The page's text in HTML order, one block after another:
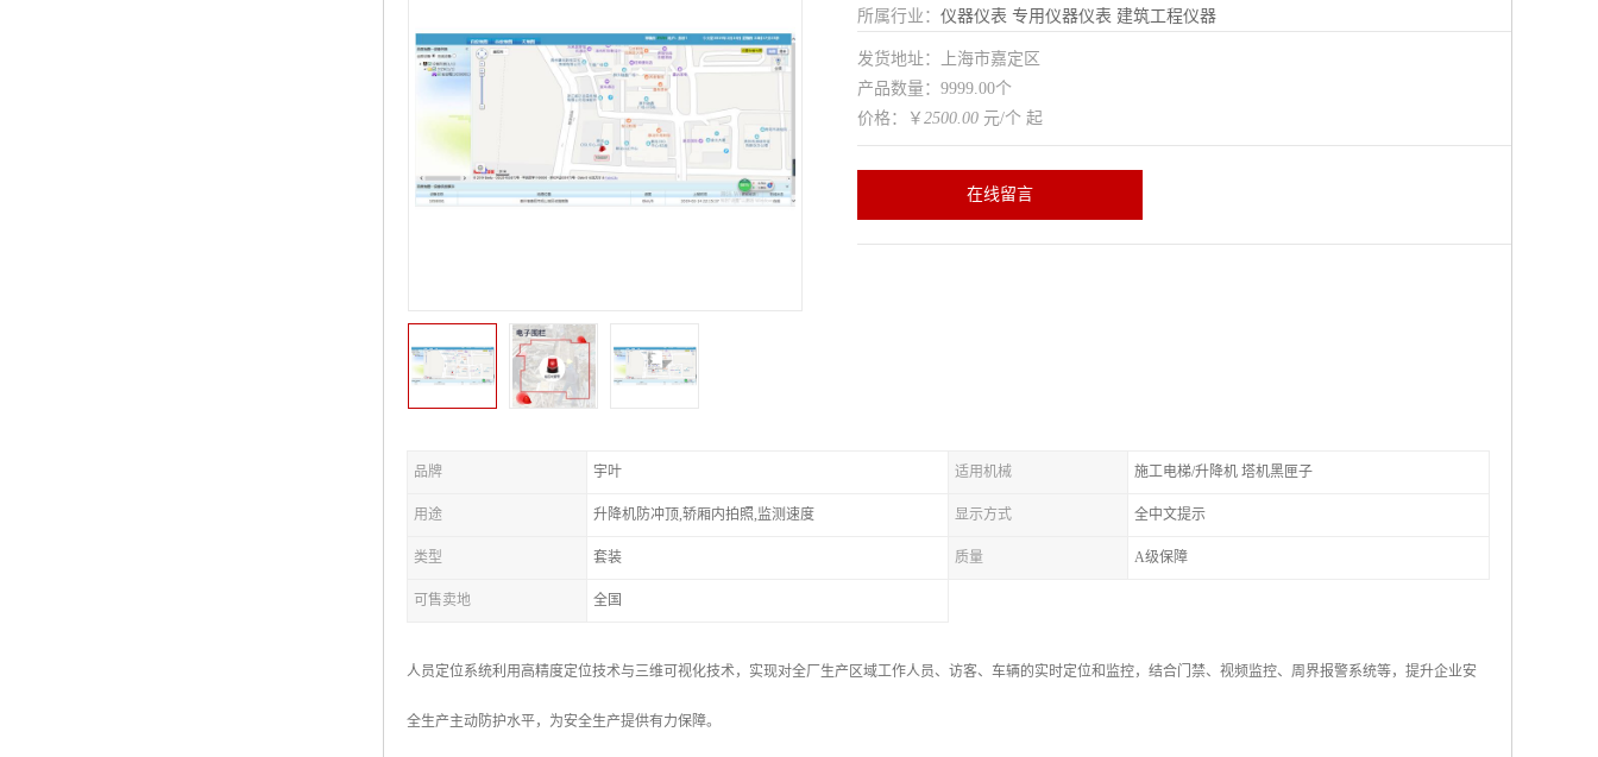
所属行业： 仪器仪表 专用仪器仪表 建筑工程仪器
发货地址：上海市嘉定区
产品数量：9999.00个
价格：￥ 2500.00 元/个 起
在线留言
品牌 宇叶 适用机械 施工电梯/升降机 塔机黑匣子
用途 升降机防冲顶,轿厢内拍照,监测速度 显示方式 全中文提示
类型 套装 质量 A级保障
可售卖地 全国
人员定位系统利用高精度定位技术与三维可视化技术，实现对全厂生产区域工作人员、访客、车辆的实时定位和监控，结合门禁、视频监控、周界报警系统等，提升企业安
全生产主动防护水平，为安全生产提供有力保障。